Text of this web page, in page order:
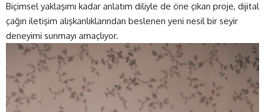
Biçimsel yaklaşımı kadar anlatım diliyle de öne çıkan proje, dijital
çağın iletişim alışkanlıklarından beslenen yeni nesil bir seyir
deneyimi sunmayı amaçlıyor.